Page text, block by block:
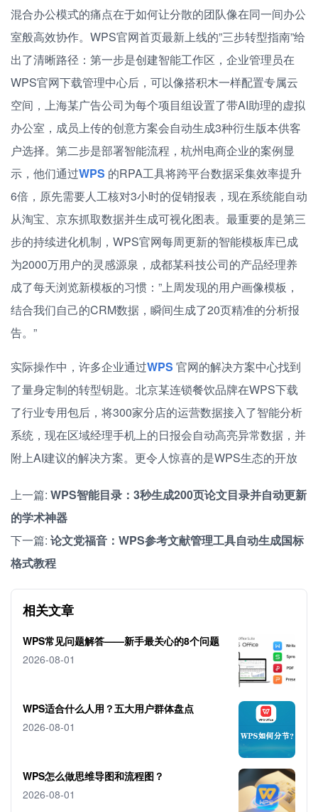
混合办公模式的痛点在于如何让分散的团队像在同一间办公
室般高效协作。WPS官网首页最新上线的”三步转型指南”给
出了清晰路径：第一步是创建智能工作区，企业管理员在
WPS官网下载管理中心后，可以像搭积木一样配置专属云
空间，上海某广告公司为每个项目组设置了带AI助理的虚拟
办公室，成员上传的创意方案会自动生成3种衍生版本供客
户选择。第二步是部署智能流程，杭州电商企业的案例显
示，他们通过WPS 的RPA工具将跨平台数据采集效率提升
6倍，原先需要人工核对3小时的促销报表，现在系统能自动
从淘宝、京东抓取数据并生成可视化图表。最重要的是第三
步的持续进化机制，WPS官网每周更新的智能模板库已成
为2000万用户的灵感源泉，成都某科技公司的产品经理养
成了每天浏览新模板的习惯：”上周发现的用户画像模板，
结合我们自己的CRM数据，瞬间生成了20页精准的分析报
告。”
实际操作中，许多企业通过WPS 官网的解决方案中心找到
了量身定制的转型钥匙。北京某连锁餐饮品牌在WPS下载
了行业专用包后，将300家分店的运营数据接入了智能分析
系统，现在区域经理手机上的日报会自动高亮异常数据，并
附上AI建议的解决方案。更令人惊喜的是WPS生态的开放
上一篇: WPS智能目录：3秒生成200页论文目录并自动更新
的学术神器
下一篇: 论文党福音：WPS参考文献管理工具自动生成国标
格式教程
相关文章
WPS常见问题解答——新手最关心的8个问题
2026-08-01
WPS适合什么人用？五大用户群体盘点
2026-08-01
WPS怎么做思维导图和流程图？
2026-08-01